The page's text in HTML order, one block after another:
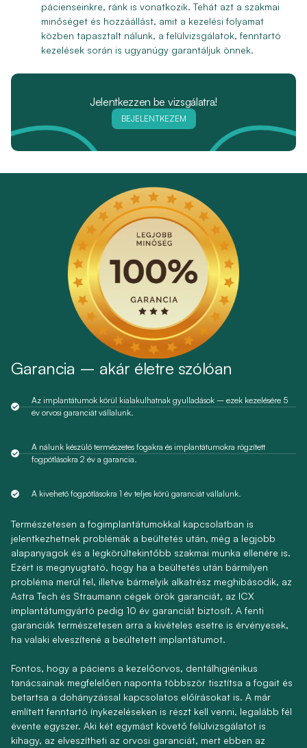
pácienseinkre, ránk is vonatkozik. Tehát azt a szakmai
minőséget és hozzáállást, amit a kezelési folyamat
közben tapasztalt nálunk, a felülvizsgálatok, fenntartó
kezelések során is ugyanúgy garantáljuk önnek.
Jelentkezzen be vizsgálatra!
BEJELENTKEZEM
Garancia – akár életre szólóan
Az implantátumok körül kialakulhatnak gyulladások – ezek kezelésére 5
év orvosi garanciát vállalunk.
A nálunk készülő természetes fogakra és implantátumokra rögzített
fogpótlásokra 2 év a garancia.
A kivehető fogpótlásokra 1 év teljes körű garanciát vállalunk.
Természetesen a fogimplantátumokkal kapcsolatban is
jelentkezhetnek problémák a beültetés után, még a legjobb
alapanyagok és a legkörültekintőbb szakmai munka ellenére is.
Ezért is megnyugtató, hogy ha a beültetés után bármilyen
probléma merül fel, illetve bármelyik alkatrész meghibásodik, az
Astra Tech és Straumann cégek örök garanciát, az ICX
implantátumgyártó pedig 10 év garanciát biztosít. A fenti
garanciák természetesen arra a kivételes esetre is érvényesek,
ha valaki elveszítené a beültetett implantátumot.
Fontos, hogy a páciens a kezelőorvos, dentálhigiénikus
tanácsainak megfelelően naponta többször tisztítsa a fogait és
betartsa a dohányzással kapcsolatos előírásokat is. A már
említett fenntartó ínykezeléseken is részt kell venni, legalább fél
évente egyszer. Aki két egymást követő felülvizsgálatot is
kihagy, az elveszítheti az orvosi garanciát, mert ebben az